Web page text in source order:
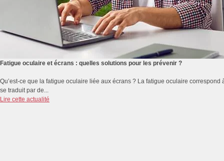
Fatigue oculaire et écrans : quelles solutions pour les prévenir ?
Qu’est-ce que la fatigue oculaire liée aux écrans ? La fatigue oculaire
se traduit par de...
Lire cette actualité